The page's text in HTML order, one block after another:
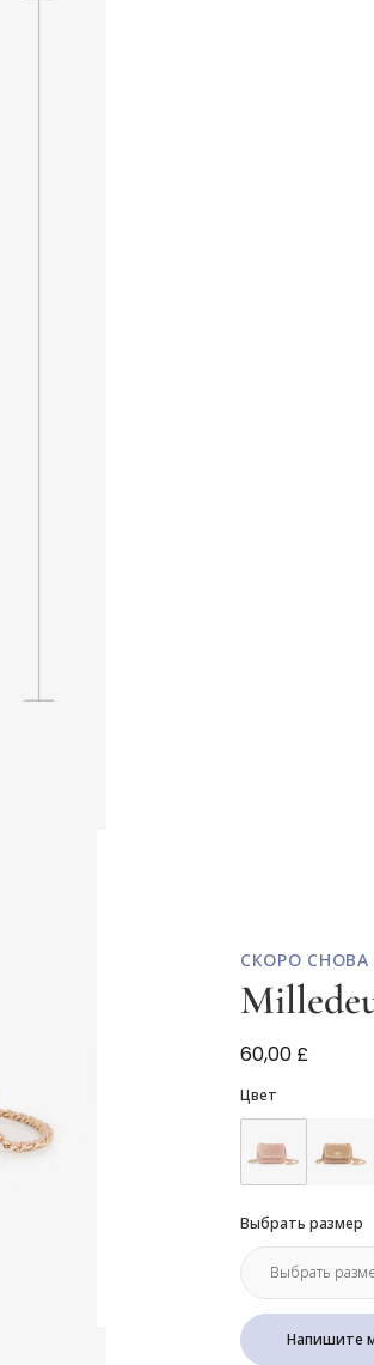
СКОРО
Розовая
60,00 £
Цвет
Выбрать размер
Напишите